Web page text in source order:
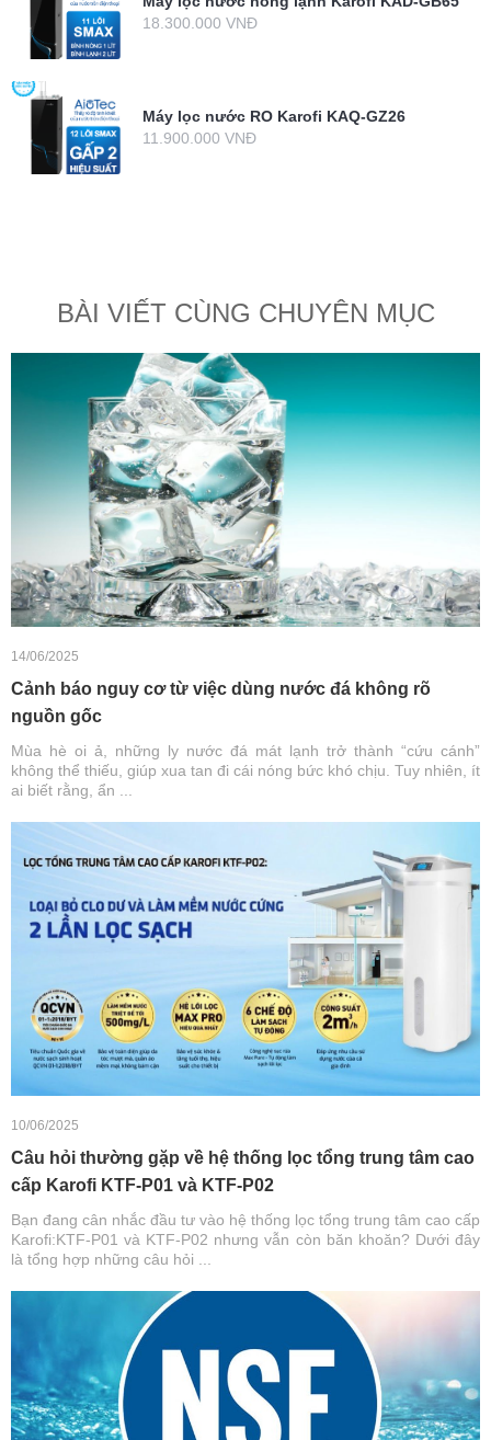
18.300.000 VNĐ
Máy lọc nước RO Karofi KAQ-GZ26
11.900.000 VNĐ
BÀI VIẾT CÙNG CHUYÊN MỤC
14/06/2025
Cảnh báo nguy cơ từ việc dùng nước đá không rõ
nguồn gốc
Mùa hè oi ả, những ly nước đá mát lạnh trở thành “cứu cánh”
không thể thiếu, giúp xua tan đi cái nóng bức khó chịu. Tuy nhiên, ít
ai biết rằng, ẩn ...
10/06/2025
Câu hỏi thường gặp về hệ thống lọc tổng trung tâm cao
cấp Karofi KTF-P01 và KTF-P02
Bạn đang cân nhắc đầu tư vào hệ thống lọc tổng trung tâm cao cấp
Karofi:KTF-P01 và KTF-P02 nhưng vẫn còn băn khoăn? Dưới đây
là tổng hợp những câu hỏi ...